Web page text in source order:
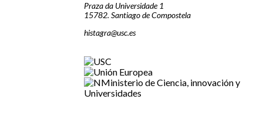
Praza da Universidade 1
15782. Santiago de Compostela
histagra@usc.es